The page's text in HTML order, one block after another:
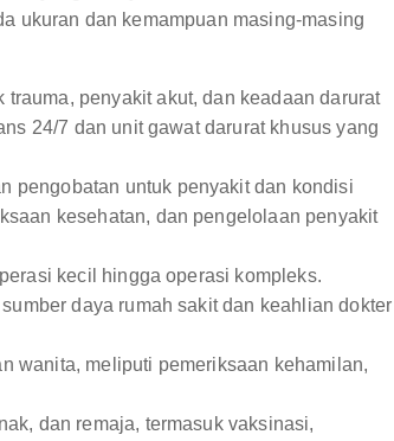
ukuran dan kemampuan masing-masing
penyakit akut, dan keadaan darurat
24/7 dan unit gawat darurat khusus yang
pengobatan untuk penyakit dan kondisi
kesehatan, dan pengelolaan penyakit
kecil hingga operasi kompleks.
daya rumah sakit dan keahlian dokter
wanita, meliputi pemeriksaan kehamilan,
dan remaja, termasuk vaksinasi,